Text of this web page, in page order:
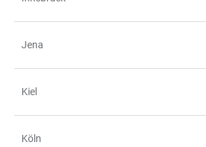
Jena
Kiel
Köln